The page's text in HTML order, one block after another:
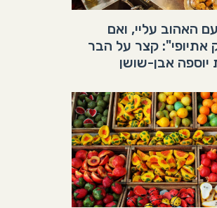
האהוב עליי, ואם
אתיופי": קצר על הבר
אבן-שושן